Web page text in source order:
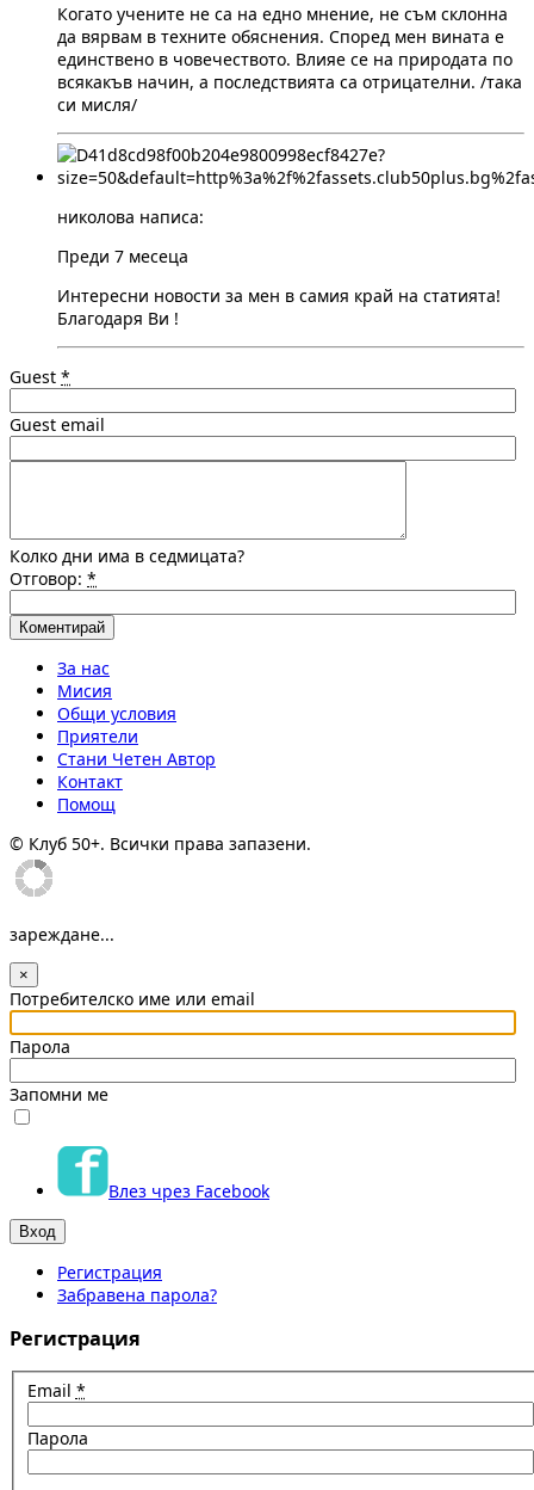
Когато учените не са на едно мнение, не съм склонна
да вярвам в техните обяснения. Според мен вината е
единствено в човечеството. Влияе се на природата по
всякакъв начин, а последствията са отрицателни. /така
си мисля/
николова написа:
Преди 7 месеца
Интересни новости за мен в самия край на статията!
Благодаря Ви !
Guest *
Guest email
Колко дни има в седмицата?
Отговор: *
За нас
Мисия
Общи условия
Приятели
Стани Четен Автор
Контакт
Помощ
© Клуб 50+. Всички права запазени.
зареждане...
×
Потребителско име или email
Парола
Запомни ме
Влез чрез Facebook
Регистрация
Забравена парола?
Регистрация
Email *
Парола